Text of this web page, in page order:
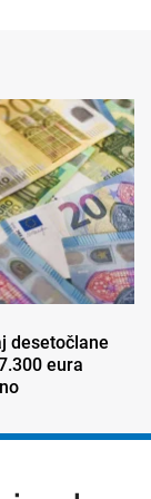
desetočlane
eura